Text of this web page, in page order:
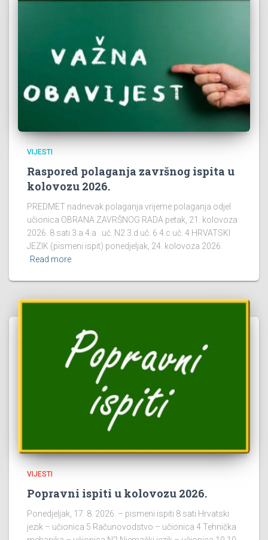
VIJESTI
Raspored polaganja završnog ispita u
kolovozu 2026.
PREDMET nadnevak polaganja vrijeme polaganja odjel
učionica OBRANA ZAVRŠNOG RADA petak, 21. kolovoza
2026. 8 sati 3.a 4.a uč. N2 3.d uč. 6 4.c uč. 4 HRVATSKI
JEZIK (pismeni ispit) ponedjeljak, 24. kolovoza 2026.
Read more
VIJESTI
Popravni ispiti u kolovozu 2026.
Ponedjeljak, 17. 8. 2026. – pismeni ispiti 8 sati Hrvatski
jezik – učionica 5 Računovodstvo – učionica 4 Tehnička